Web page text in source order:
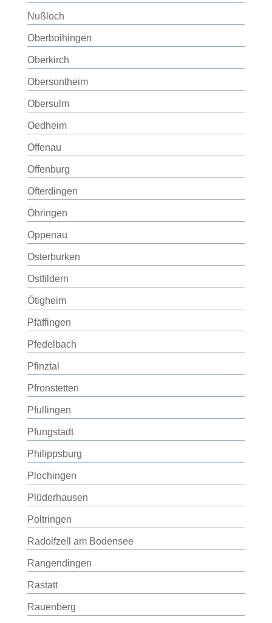
Nußloch
Oberboihingen
Oberkirch
Obersontheim
Obersulm
Oedheim
Offenau
Offenburg
Ofterdingen
Öhringen
Oppenau
Osterburken
Ostfildern
Ötigheim
Pfäffingen
Pfedelbach
Pfinztal
Pfronstetten
Pfullingen
Pfungstadt
Philippsburg
Plochingen
Plüderhausen
Poltringen
Radolfzell am Bodensee
Rangendingen
Rastatt
Rauenberg